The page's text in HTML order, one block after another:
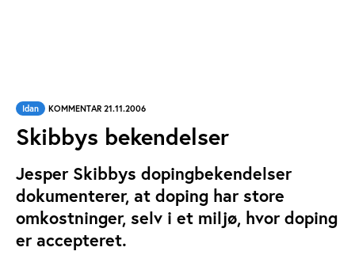
Idan KOMMENTAR 21.11.2006
Skibbys bekendelser
Jesper Skibbys dopingbekendelser
dokumenterer, at doping har store
omkostninger, selv i et miljø, hvor doping
er accepteret.